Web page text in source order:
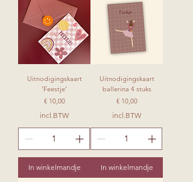
Uitnodigingskaart
'Feestje'
Prijs
€ 10,00
incl.BTW
In winkelmandje
Uitnodigingskaart
ballerina 4 stuks
Prijs
€ 10,00
incl.BTW
In winkelmandje